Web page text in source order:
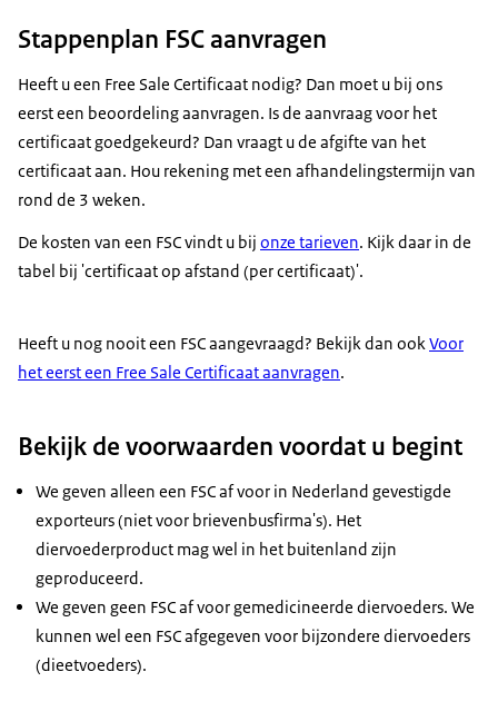
Stappenplan FSC aanvragen
Heeft u een Free Sale Certificaat nodig? Dan moet u bij ons
eerst een beoordeling aanvragen. Is de aanvraag voor het
certificaat goedgekeurd? Dan vraagt u de afgifte van het
certificaat aan. Hou rekening met een afhandelingstermijn van
rond de 3 weken.
De kosten van een FSC vindt u bij onze tarieven. Kijk daar in de
tabel bij 'certificaat op afstand (per certificaat)'.
Heeft u nog nooit een FSC aangevraagd? Bekijk dan ook Voor
het eerst een Free Sale Certificaat aanvragen.
Bekijk de voorwaarden voordat u begint
We geven alleen een FSC af voor in Nederland gevestigde
exporteurs (niet voor brievenbusfirma's). Het
diervoederproduct mag wel in het buitenland zijn
geproduceerd.
We geven geen FSC af voor gemedicineerde diervoeders. We
kunnen wel een FSC afgegeven voor bijzondere diervoeders
(dieetvoeders).